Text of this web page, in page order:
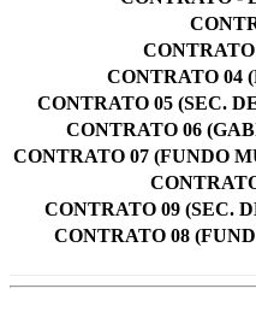
CONTRATO 04
CONTRATO 05 (SEC.
CONTRATO 06
CONTRATO 07 (FUNDO
CONTRATO 09 (SEC.
CONTRATO 08